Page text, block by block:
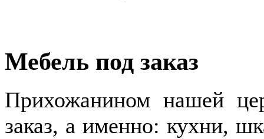
Мебель под заказ
Прихожанином нашей
заказ, а именно: кухни,